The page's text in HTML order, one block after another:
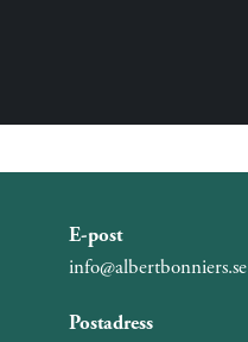
E-post
info@albertbonniers.se
Postadress